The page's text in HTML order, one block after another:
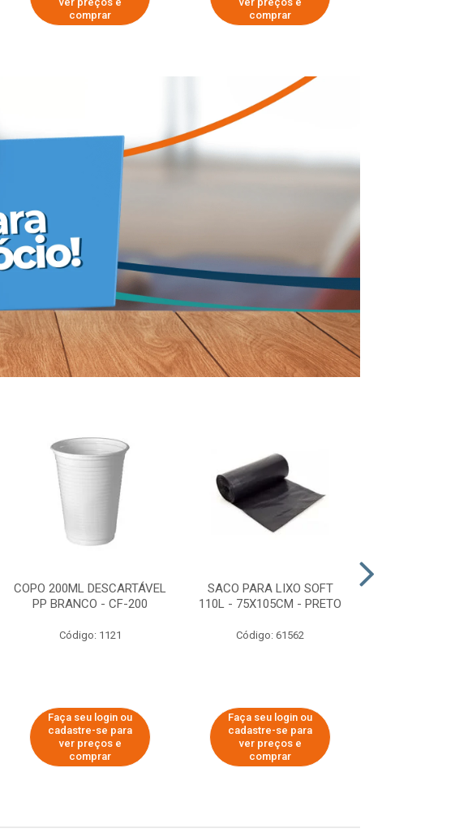
comprar
comprar
COPO 200ML DESCARTÁVEL
PP BRANCO - CF-200
Código: 1121
Faça seu login ou
cadastre-se para
ver preços e
comprar
SACO PARA LIXO SOFT
110L - 75X105CM - PRETO
Código: 61562
Faça seu login ou
cadastre-se para
ver preços e
comprar